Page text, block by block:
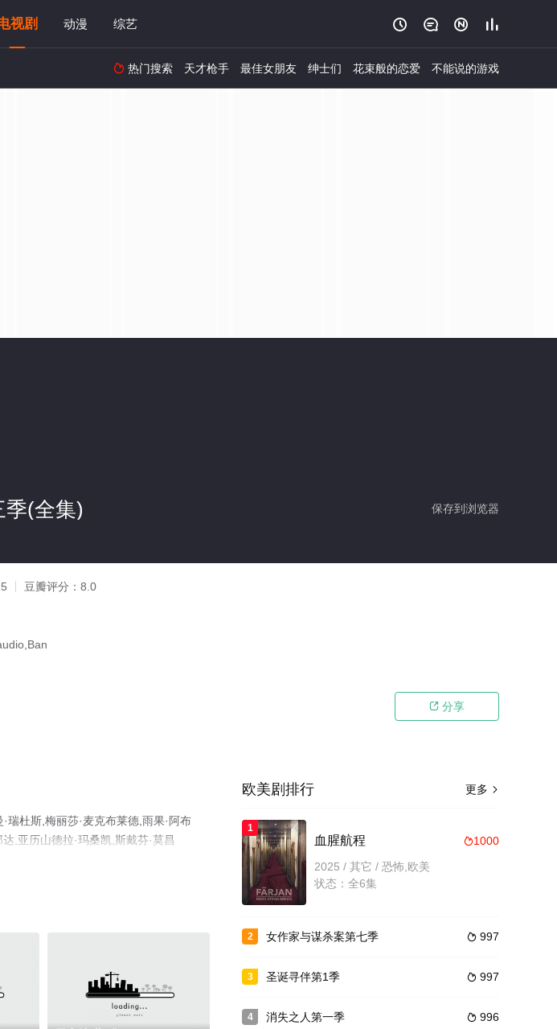
视剧 动漫 综艺    
 热门搜索 天才枪手 最佳女朋友 绅士们 花束般的恋爱 不能说的游戏
保存到浏览器
季(全集)
豆瓣评分： 8.0
 分享
瑞杜斯,梅丽莎·麦克布莱德,雨果·阿布
,亚历山德拉·玛桑凯,斯戴芬·莫昌
大结局剧情已揭晓（全7集），手机免
更多 
欧美剧排行
1
1000
血腥航程
2025 / 其它 / 恐怖,欧美
状态：全6集
2  997
女作家与谋杀案第七季
3  997
圣诞寻伴第1季
4  996
消失之人第一季